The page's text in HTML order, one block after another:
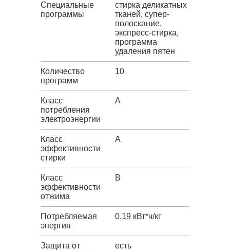
Специальные
программы
стирка деликатных
тканей, супер-
полоскание,
экспресс-стирка,
программа
удаления пятен
Количество
программ
10
Класс
потребления
электроэнергии
A
Класс
эффективности
стирки
A
Класс
эффективности
отжима
B
Потребляемая
энергия
0.19 кВт*ч/кг
Защита от
есть